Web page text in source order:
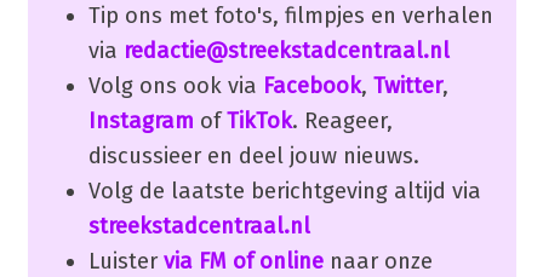
Tip ons met foto's, filmpjes en verhalen
via redactie@streekstadcentraal.nl
Volg ons ook via Facebook, Twitter,
Instagram ofTikTok. Reageer,
discussieer en deel jouw nieuws.
Volg de laatste berichtgeving altijd via
streekstadcentraal.nl
Luister via FM of onlinenaar onze